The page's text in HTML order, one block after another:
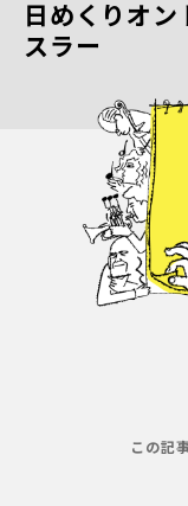
日めくりオ
スラー
この記